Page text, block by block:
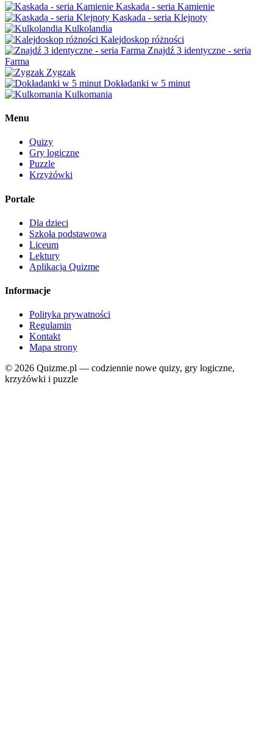
Kaskada - seria Kamienie
Kaskada - seria Klejnoty
Kulkolandia
Kalejdoskop różności
Znajdź 3 identyczne - seria
Farma
Zygzak
Dokładanki w 5 minut
Kulkomania
Menu
Quizy
Gry logiczne
Puzzle
Krzyżówki
Portale
Dla dzieci
Szkoła podstawowa
Liceum
Lektury
Aplikacja Quizme
Informacje
Polityka prywatności
Regulamin
Kontakt
Mapa strony
© 2026 Quizme.pl — codziennie nowe quizy, gry logiczne,
krzyżówki i puzzle